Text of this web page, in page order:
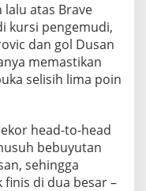
lalu atas Brave
kursi pengemudi,
dan gol Dusan
memastikan
selisih lima poin
head-to-head
bebuyutan
sehingga
di dua besar –